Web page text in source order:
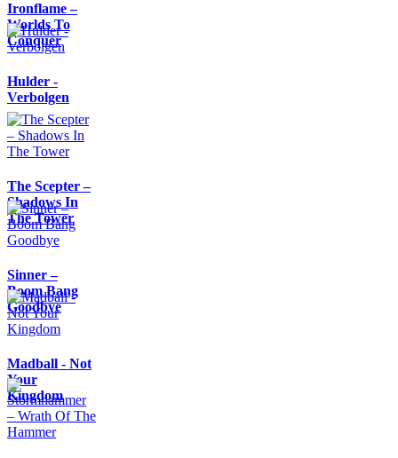
Ironflame –
Worlds To
Conquer
Hulder -
Verbolgen
The Scepter –
Shadows In
The Tower
Sinner –
Boom Bang
Goodbye
Madball - Not
Your
Kingdom